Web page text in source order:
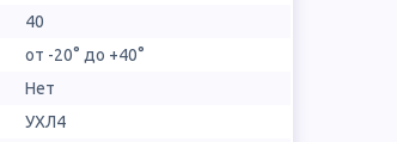
40
от -20° до +40°
Нет
УХЛ4